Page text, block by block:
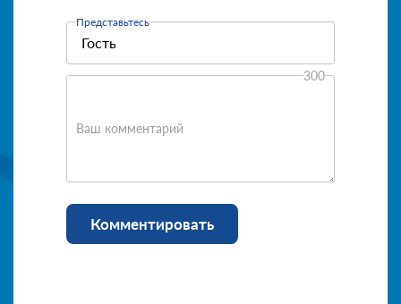
Представьтесь
Ваш комментарий
300
Комментировать